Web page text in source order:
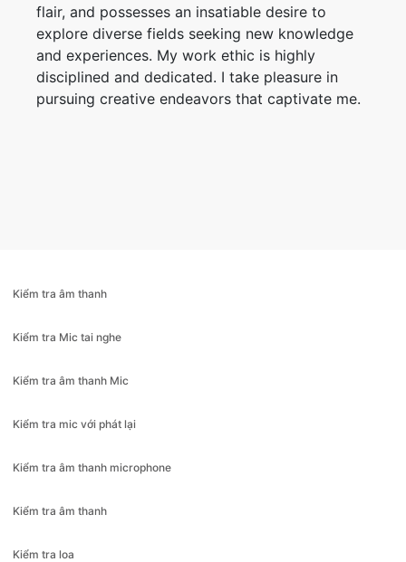
flair, and possesses an insatiable desire to
explore diverse fields seeking new knowledge
and experiences. My work ethic is highly
disciplined and dedicated. I take pleasure in
pursuing creative endeavors that captivate me.
Kiểm tra âm thanh
Kiểm tra Mic tai nghe
Kiểm tra âm thanh Mic
Kiểm tra mic với phát lại
Kiểm tra âm thanh microphone
Kiểm tra âm thanh
Kiểm tra loa